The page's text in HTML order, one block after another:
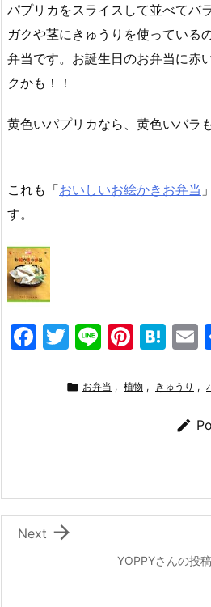
パプリカをスライスして並べてバ
ガクや茎にきゅうりを使っている
弁当です。お誕生日のお弁当に赤
クかも！！
黄色いパプリカなら、黄色いバラ
これも「おいしいお絵かきお弁当
す。
F
o
k
T
itt
Li
e
Pi
er
H
e
a
l
 お弁当 , 植物 , きゅうり ,

YOPPYさんの投

Next